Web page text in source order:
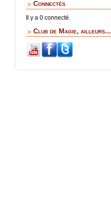
Connectés
Il y a 0 connecté.
Club de Magie, ailleurs...